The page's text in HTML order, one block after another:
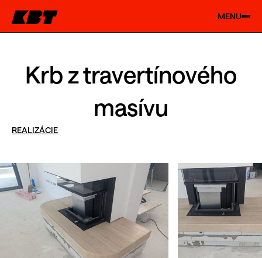
MENU
Krb z travertínového
masívu
REALIZÁCIE